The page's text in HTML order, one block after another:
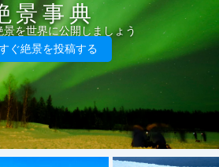
景事典
景を世界に公開しましょう
ぐ絶景を投稿する